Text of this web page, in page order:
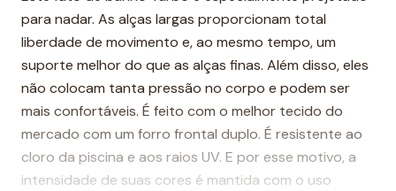
para nadar. As alças largas proporcionam total
liberdade de movimento e, ao mesmo tempo, um
suporte melhor do que as alças finas. Além disso, eles
não colocam tanta pressão no corpo e podem ser
mais confortáveis. É feito com o melhor tecido do
mercado com um forro frontal duplo. É resistente ao
cloro da piscina e aos raios UV. E por esse motivo, a
intensidade de suas cores é mantida com o uso